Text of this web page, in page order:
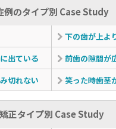
例のタイプ別 Case Study
下の歯が上よ
出ている
前歯の隙間が
切れない
笑った時歯茎
矯正タイプ別 Case Study